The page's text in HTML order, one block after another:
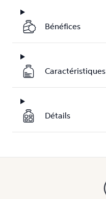
Bénéfices
Caractéristiques
Détails